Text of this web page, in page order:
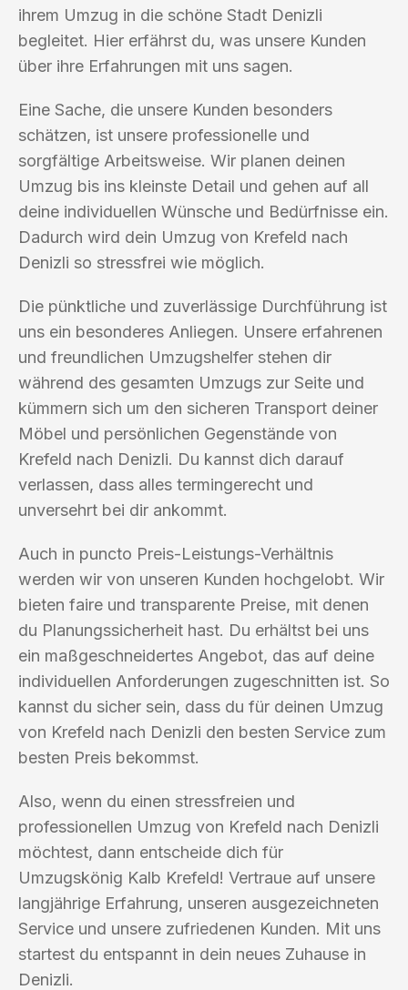
ihrem Umzug in die schöne Stadt Denizli
begleitet. Hier erfährst du, was unsere Kunden
über ihre Erfahrungen mit uns sagen.
Eine Sache, die unsere Kunden besonders
schätzen, ist unsere professionelle und
sorgfältige Arbeitsweise. Wir planen deinen
Umzug bis ins kleinste Detail und gehen auf all
deine individuellen Wünsche und Bedürfnisse ein.
Dadurch wird dein Umzug von Krefeld nach
Denizli so stressfrei wie möglich.
Die pünktliche und zuverlässige Durchführung ist
uns ein besonderes Anliegen. Unsere erfahrenen
und freundlichen Umzugshelfer stehen dir
während des gesamten Umzugs zur Seite und
kümmern sich um den sicheren Transport deiner
Möbel und persönlichen Gegenstände von
Krefeld nach Denizli. Du kannst dich darauf
verlassen, dass alles termingerecht und
unversehrt bei dir ankommt.
Auch in puncto Preis-Leistungs-Verhältnis
werden wir von unseren Kunden hochgelobt. Wir
bieten faire und transparente Preise, mit denen
du Planungssicherheit hast. Du erhältst bei uns
ein maßgeschneidertes Angebot, das auf deine
individuellen Anforderungen zugeschnitten ist. So
kannst du sicher sein, dass du für deinen Umzug
von Krefeld nach Denizli den besten Service zum
besten Preis bekommst.
Also, wenn du einen stressfreien und
professionellen Umzug von Krefeld nach Denizli
möchtest, dann entscheide dich für
Umzugskönig Kalb Krefeld! Vertraue auf unsere
langjährige Erfahrung, unseren ausgezeichneten
Service und unsere zufriedenen Kunden. Mit uns
startest du entspannt in dein neues Zuhause in
Denizli.